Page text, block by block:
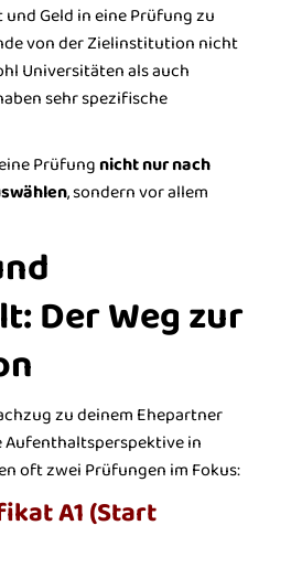
und Geld in eine Prüfung zu
von der Zielinstitution nicht
Universitäten als auch
sehr spezifische
Prüfungnicht nur nach
, sondern vor allem
Der Weg zur
zu deinem Ehepartner
in
oft zwei Prüfungen im Fokus:
A1 (Start